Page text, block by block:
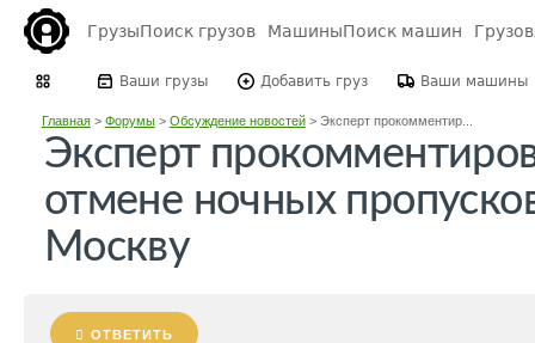
ГрузыПоиск грузов МашиныПоиск машин
Ваши грузы Добавить груз Ваши машины
Главная> Форумы> Обсуждение новостей> Эксперт прокомментир...
Эксперт
отмене ночных
Москву
ОТВЕТИТЬ